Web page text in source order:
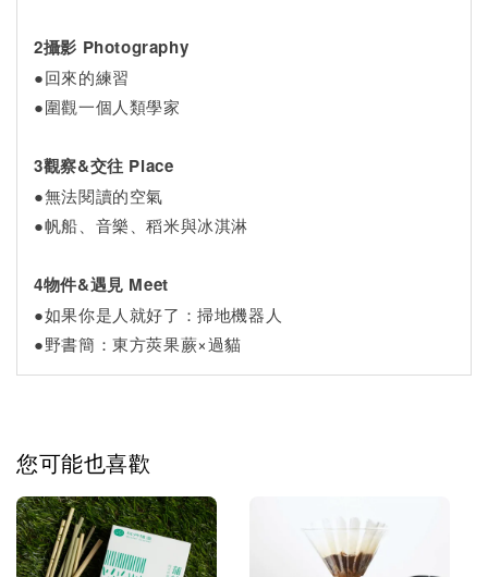
2攝影 Photography
●回來的練習
●圍觀一個人類學家
3觀察&交往 Place
●無法閱讀的空氣
●帆船、音樂、稻米與冰淇淋
4物件&遇見 Meet
●如果你是人就好了：掃地機器人
●野書簡：東方莢果蕨×過貓
您可能也喜歡